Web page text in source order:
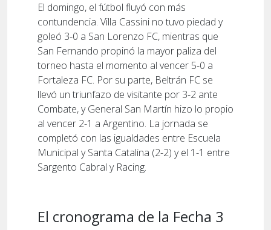
El domingo, el fútbol fluyó con más
contundencia. Villa Cassini no tuvo piedad y
goleó 3-0 a San Lorenzo FC, mientras que
San Fernando propinó la mayor paliza del
torneo hasta el momento al vencer 5-0 a
Fortaleza FC. Por su parte, Beltrán FC se
llevó un triunfazo de visitante por 3-2 ante
Combate, y General San Martín hizo lo propio
al vencer 2-1 a Argentino. La jornada se
completó con las igualdades entre Escuela
Municipal y Santa Catalina (2-2) y el 1-1 entre
Sargento Cabral y Racing.
El cronograma de la Fecha 3